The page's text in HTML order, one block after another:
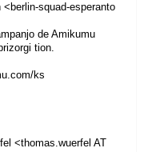
<berlin-squad-esperanto
de Amikumu
tion.
ks
<thomas.wuerfel AT